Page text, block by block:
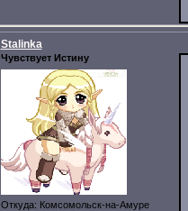
Stalinka
Чувствует Истину
Откуда: Комсомольск-на-Амуре